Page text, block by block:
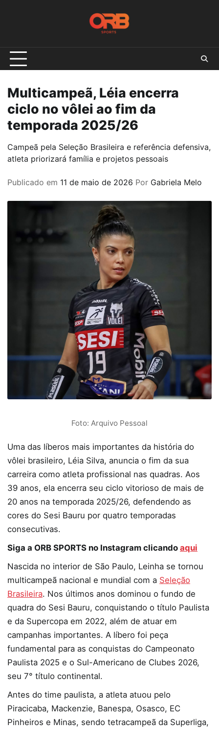
Multicampeã, Léia encerra
ciclo no vôlei ao fim da
temporada 2025/26
Campeã pela Seleção Brasileira e referência defensiva,
atleta priorizará família e projetos pessoais
Publicado em 11 de maio de 2026 Por Gabriela Melo
Foto: Arquivo Pessoal
Uma das líberos mais importantes da história do
vôlei brasileiro, Léia Silva, anuncia o fim da sua
carreira como atleta profissional nas quadras. Aos
39 anos, ela encerra seu ciclo vitorioso de mais de
20 anos na temporada 2025/26, defendendo as
cores do Sesi Bauru por quatro temporadas
consecutivas.
Siga a ORB SPORTS no Instagram clicando aqui
Nascida no interior de São Paulo, Leinha se tornou
multicampeã nacional e mundial com a Seleção
Brasileira. Nos últimos anos dominou o fundo de
quadra do Sesi Bauru, conquistando o título Paulista
e da Supercopa em 2022, além de atuar em
campanhas importantes. A líbero foi peça
fundamental para as conquistas do Campeonato
Paulista 2025 e o Sul-Americano de Clubes 2026,
seu 7° título continental.
Antes do time paulista, a atleta atuou pelo
Piracicaba, Mackenzie, Banespa, Osasco, EC
Pinheiros e Minas, sendo tetracampeã da Superliga,